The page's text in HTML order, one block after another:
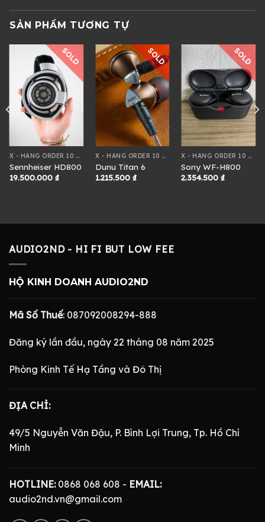
SẢN PHẨM TƯƠNG TỰ
SOLD
X - HÀNG ORDER 10 NGÀY
Sennheiser HD800
19.500.000 ₫
SOLD
X - HÀNG ORDER 10 NGÀY
Dunu Titan 6
1.215.500₫
SOLD
X - HÀNG ORDER 10 NGÀY
Sony WF-H800
2.354.500₫
AUDIO2ND - HI FI BUT LOW FEE
HỘ KINH DOANH AUDIO2ND
Mã Số Thuế: 087092008294-888
Đăng ký lần đầu, ngày 22 tháng 08 năm 2025
Phòng Kinh Tế Hạ Tầng và Đô Thị
ĐỊA CHỈ:
49/5 Nguyễn Văn Đậu, P. Bình Lợi Trung, Tp. Hồ Chí
Minh
HOTLINE:0868 068 608 - EMAIL:
audio2nd.vn@gmail.com